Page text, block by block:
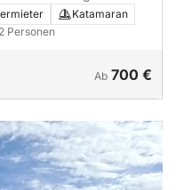
Katamaran
Personen
Ab 700 €